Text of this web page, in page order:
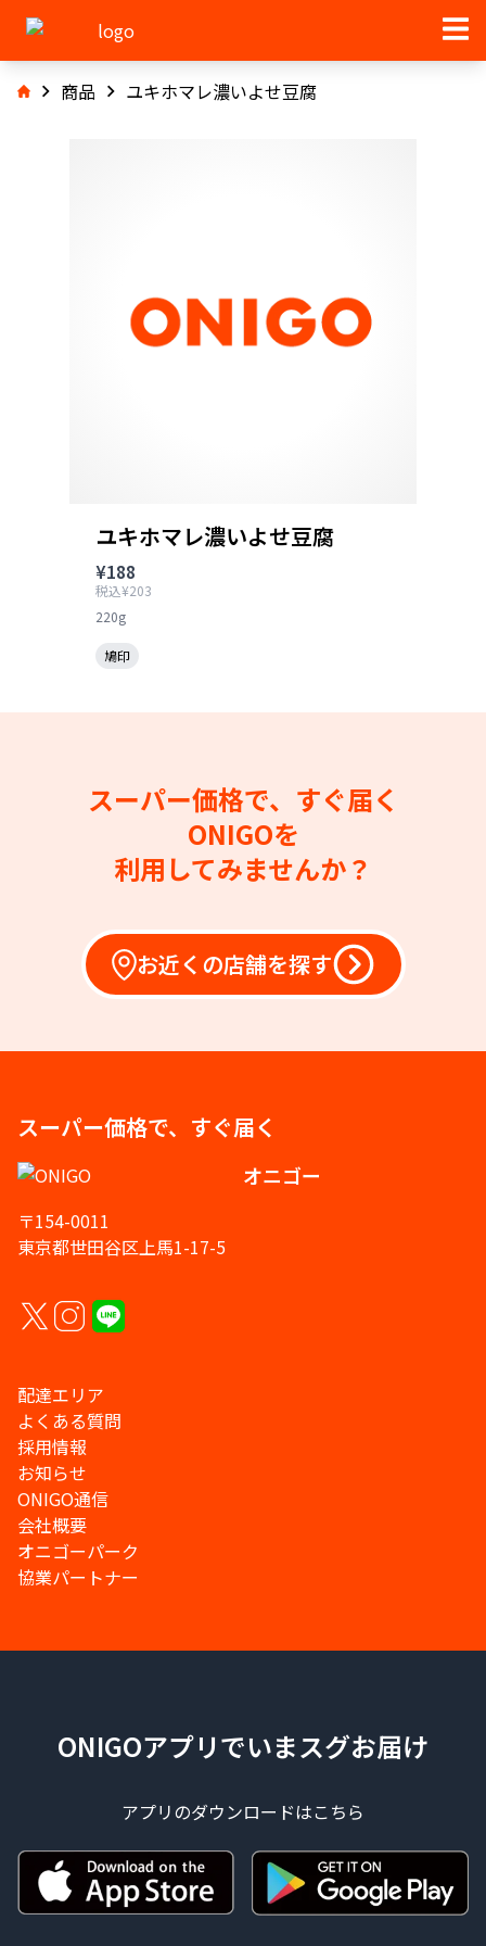
商品 ユキホマレ濃いよせ豆腐
ユキホマレ濃いよせ豆腐
¥188
税込¥203
220g
鳩印
スーパー価格で、すぐ届く
ONIGOを
利用してみませんか？
お近くの店舗を探す
スーパー価格で、すぐ届く
オニゴー
〒154-0011
東京都世田谷区上馬1-17-5
配達エリア
よくある質問
採用情報
お知らせ
ONIGO通信
会社概要
オニゴーパーク
協業パートナー
ONIGOアプリでいまスグお届け
アプリのダウンロードはこちら